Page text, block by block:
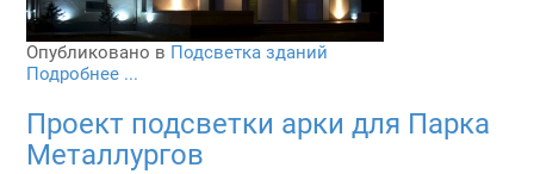
Опубликовано в Подсветка зданий
Подробнее ...
Проект подсветки арки для Парка
Металлургов